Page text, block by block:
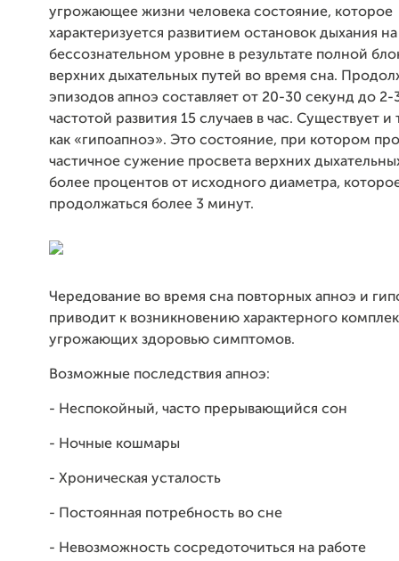
угрожающее жизни человека состояние, которое
характеризуется развитием остановок дыхания на
бессознательном уровне в результате полной
верхних дыхательных путей во время сна.
эпизодов апноэ составляет от 20-30 секунд до
частотой развития 15 случаев в час. Существует и
как «гипоапноэ». Это состояние, при котором
частичное сужение просвета верхних
более процентов от исходного диаметра,
продолжаться более 3 минут.
Чередование во время сна повторных апноэ и
приводит к возникновению характерного
угрожающих здоровью симптомов.
Возможные последствия апноэ:
- Неспокойный, часто прерывающийся сон
- Ночные кошмары
- Хроническая усталость
- Постоянная потребность во сне
- Невозможность сосредоточиться на работе